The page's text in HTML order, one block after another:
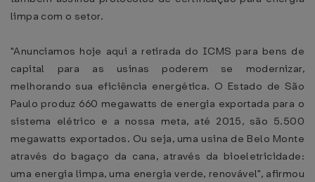
limpa com o setor.
"Anunciamos hoje aqui a retirada do ICMS para bens de
capital para as usinas poderem se modernizar,
melhorando sua eficiência energética. O Estado de São
Paulo produz 660 megawatts de energia exportada para o
sistema elétrico e a nossa meta, até 2015, são 5.500
megawatts exportados. Ou seja, uma usina de Belo Monte
através do bagaço da cana, através da bioeletricidade:
uma energia limpa, uma energia verde, renovável", afirmou